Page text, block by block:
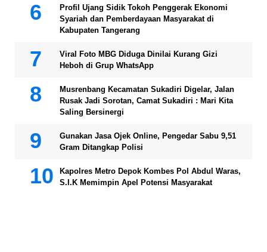
Profil Ujang Sidik Tokoh Penggerak Ekonomi
Syariah dan Pemberdayaan Masyarakat di
Kabupaten Tangerang
Viral Foto MBG Diduga Dinilai Kurang Gizi
Heboh di Grup WhatsApp
Musrenbang Kecamatan Sukadiri Digelar, Jalan
Rusak Jadi Sorotan, Camat Sukadiri : Mari Kita
Saling Bersinergi
Gunakan Jasa Ojek Online, Pengedar Sabu 9,51
Gram Ditangkap Polisi
Kapolres Metro Depok Kombes Pol Abdul Waras,
S.I.K Memimpin Apel Potensi Masyarakat